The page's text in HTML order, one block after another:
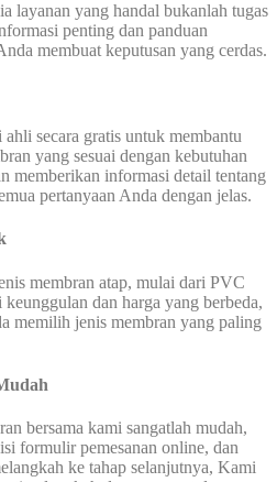
layanan yang handal bukanlah tugas
penting dan panduan
membuat keputusan yang cerdas.
secara gratis untuk membantu
yang sesuai dengan kebutuhan
memberikan informasi detail tentang
pertanyaan Anda dengan jelas.
membran atap, mulai dari PVC
dan harga yang berbeda,
memilih jenis membran yang paling
bersama kami sangatlah mudah,
formulir pemesanan online, dan
ke tahap selanjutnya, Kami